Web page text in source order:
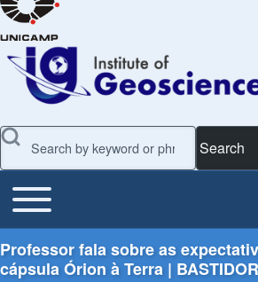
Search
Main Menu
Toggle main menu
Professor fala sobre as
cápsula Órion à Terra |